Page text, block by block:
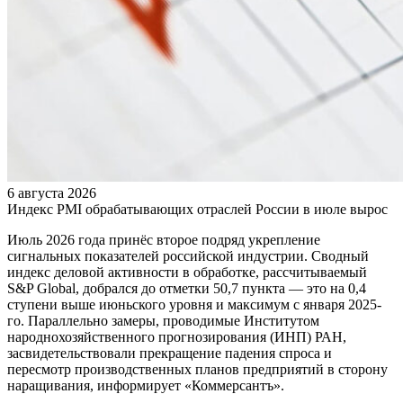
6 августа 2026
Индекс PMI обрабатывающих отраслей России в июле вырос
Июль 2026 года принёс второе подряд укрепление
сигнальных показателей российской индустрии. Сводный
индекс деловой активности в обработке, рассчитываемый
S&P Global, добрался до отметки 50,7 пункта — это на 0,4
ступени выше июньского уровня и максимум с января 2025-
го. Параллельно замеры, проводимые Институтом
народнохозяйственного прогнозирования (ИНП) РАН,
засвидетельствовали прекращение падения спроса и
пересмотр производственных планов предприятий в сторону
наращивания, информирует «Коммерсантъ».